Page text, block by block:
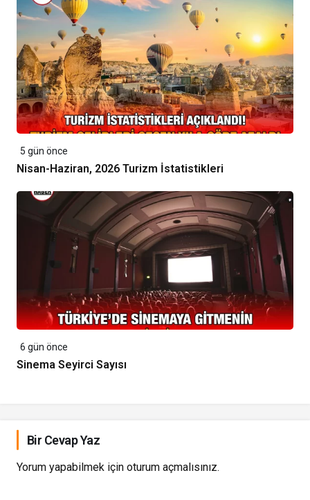
5 gün önce
Nisan-Haziran, 2026 Turizm İstatistikleri
6 gün önce
Sinema Seyirci Sayısı
Bir Cevap Yaz
Yorum yapabilmek için oturum açmalısınız.